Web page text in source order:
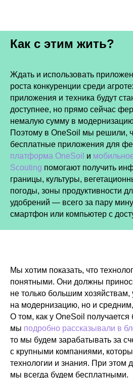
Как с этим жить?
Ждать и использовать
роста конкуренции среди
приложения и техника будут
доступнее, но прямо сейчас
немалую сумму в модернизацию
Поэтому в OneSoil мы решили,
бесплатные приложения для
платформа OneSoil и
Scouting помогают получить
границы, культуры,
погоды, зоны продуктивности
удобрений — всего за пару
смартфон или компьютер с
Мы хотим показать, что
понятными. Они должны
не только большим хозяйствам,
на модернизацию, но и
О том, как у OneSoil
мы подробно рассказывали в
то мы будем зарабатывать за
с крупными компаниями,
технологии и знания. При этом
мы всегда будем бесплатными.